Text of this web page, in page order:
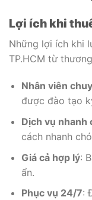
Lợi ích khi
Những lợi ích khi
TP.HCM từ
Nhân viên
được đào tạo
Dịch vụ nhanh
cách nhanh
Giá cả hợp lý:
ẩn.
Phục vụ 24/7: